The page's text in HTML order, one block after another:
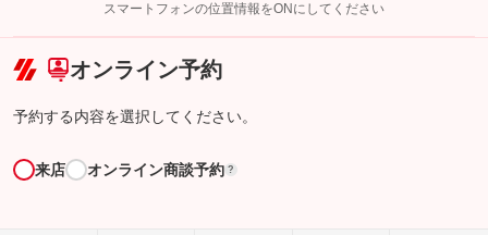
こちら
スマートフォンの位置情報をONにしてください
オンライン予約
予約する内容を選択してください。
来店 オンライン商談予約 ?